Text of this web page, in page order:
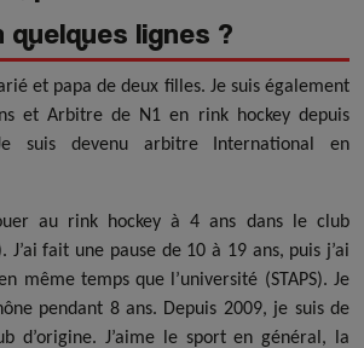
lignes ?
et papa de deux filles. Je suis également
et Arbitre de N1 en rink hockey depuis
suis devenu arbitre International en
au rink hockey à 4 ans dans le club
J’ai fait une pause de 10 à 19 ans, puis j’ai
même temps que l’université (STAPS). Je
pendant 8 ans. Depuis 2009, je suis de
d’origine. J’aime le sport en général, la